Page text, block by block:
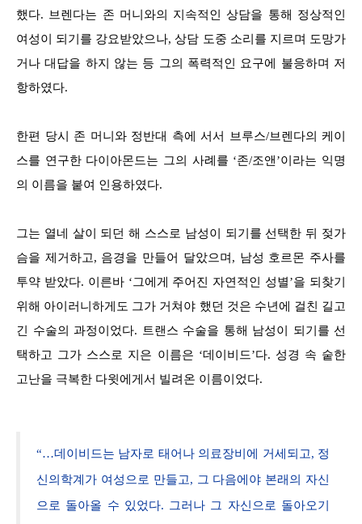
했다. 브렌다는 존 머니와의 지속적인 상담을 통해 정상적인
여성이 되기를 강요받았으나, 상담 도중 소리를 지르며 도망가
거나 대답을 하지 않는 등 그의 폭력적인 요구에 불응하며 저
항하였다.
한편 당시 존 머니와 정반대 측에 서서 브루스/브렌다의 케이
스를 연구한 다이아몬드는 그의 사례를 ‘존/조앤’이라는 익명
의 이름을 붙여 인용하였다.
그는 열네 살이 되던 해 스스로 남성이 되기를 선택한 뒤 젖가
슴을 제거하고, 음경을 만들어 달았으며, 남성 호르몬 주사를
투약 받았다. 이른바 ‘그에게 주어진 자연적인 성별’을 되찾기
위해 아이러니하게도 그가 거쳐야 했던 것은 수년에 걸친 길고
긴 수술의 과정이었다. 트랜스 수술을 통해 남성이 되기를 선
택하고 그가 스스로 지은 이름은 ‘데이비드’다. 성경 속 숱한
고난을 극복한 다윗에게서 빌려온 이름이었다.
“…데이비드는 남자로 태어나 의료장비에 거세되고, 정
신의학계가 여성으로 만들고, 그 다음에야 본래의 자신
으로 돌아올 수 있었다. 그러나 그 자신으로 돌아오기